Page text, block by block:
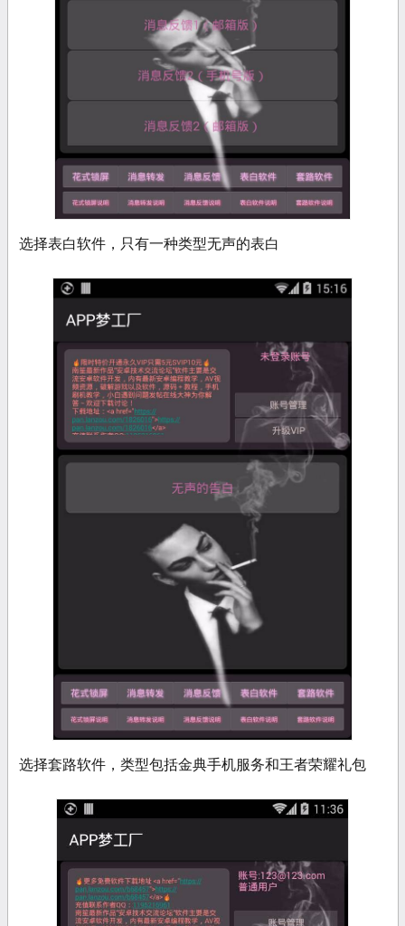
选择表白软件，只有一种类型无声的表白
选择套路软件，类型包括金典手机服务和王者荣耀礼包